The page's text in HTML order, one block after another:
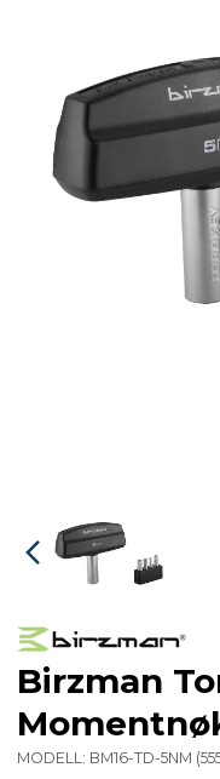
Birzman
MODELL: BM16-TD-5NM (